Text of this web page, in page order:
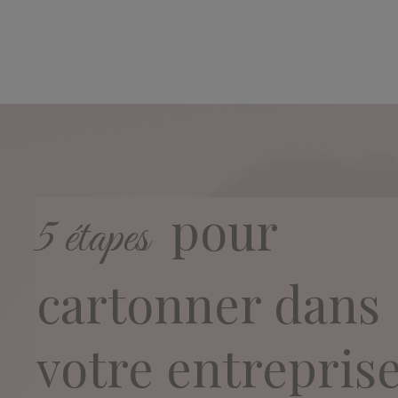
5 étapes pour
cartonner dans
votre